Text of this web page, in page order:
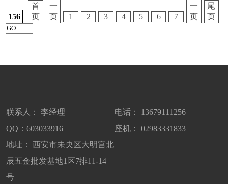
156
首
页
一
页
1 2 3 4 5 6 7
一
页
尾
页
联系人： 李经理
电话： 13679111256
QQ：603033916
座机： 02983331833
地址： 西安市未央区大明宫北
辰五金批发基地1区7排11-14
号